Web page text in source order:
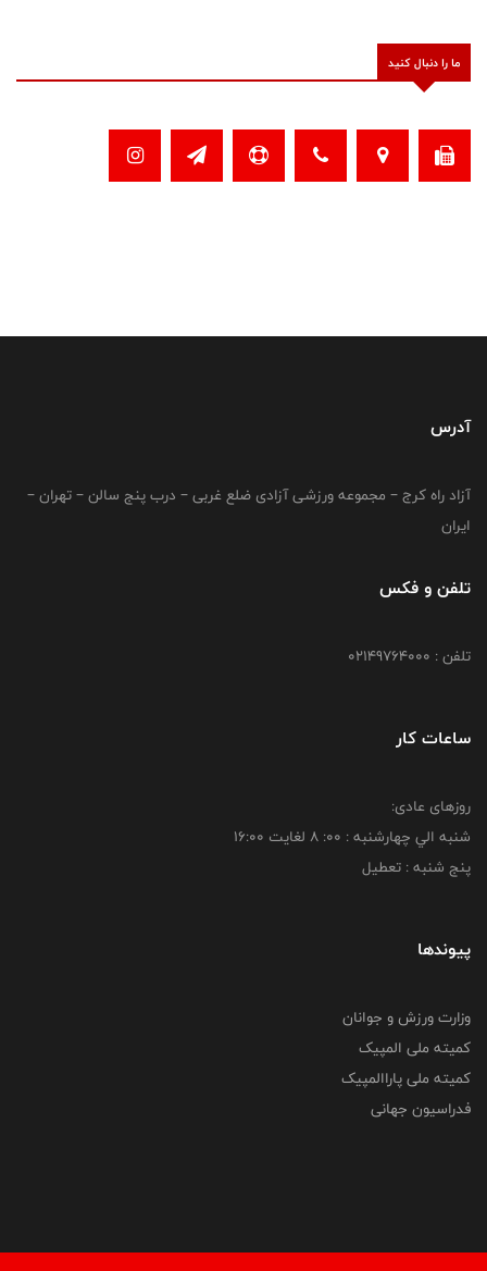
ما را دنبال کنید
آدرس
آزاد راه کرج – مجموعه ورزشی آزادی ضلع غربی – درب پنج سالن – تهران –
ایران
تلفن و فکس
تلفن : 02149764000
ساعات کار
روزهای عادی:
شنبه الي چهارشنبه : 00: 8 لغايت 16:00
پنج شنبه : تعطیل
پیوندها
وزارت ورزش و جوانان
کمیته ملی المپیک
کمیته ملی پاراالمپیک
فدراسیون جهانی